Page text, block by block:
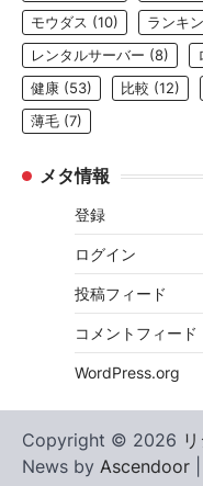
モウダス (10) ランキ
レンタルサーバー (8)
健康 (53) 比較 (12)
薄毛 (7)
メタ情報
登録
ログイン
投稿フィード
コメントフィード
WordPress.org
Copyright © 2026
News by Ascendoor